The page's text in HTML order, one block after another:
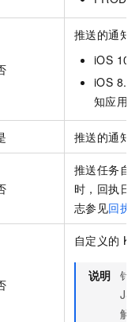
推送的通知
iOS
iOS 8.2
知应用
推送的通知
推送任务自
时，回执日
志参见回执
自定义的
说明 针
解